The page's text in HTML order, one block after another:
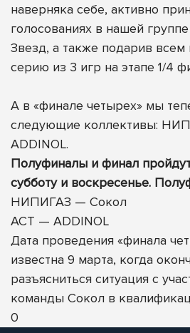
наверняка себе, активно
голосованиях в нашей
Звезд, а также подарив всем
серию из 3 игр на этапе 1/4
А в «финале четырех» мы
следующие коллективы:
ADDINOL.
Полуфиналы и финал
субботу и воскресенье.
НИПИГАЗ — Сокол
АСТ — ADDINOL
Дата проведения «финала
известна 9 марта, когда
разъясниться ситуация с
команды Сокол в
0